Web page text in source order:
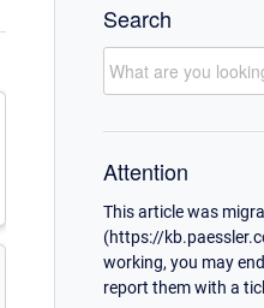
Search
Attention
This article was
(https://
working, you may
report them with a